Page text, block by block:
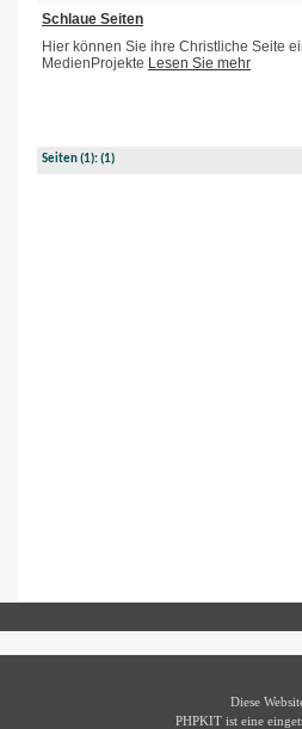
Schlaue Seiten
Hier können Sie ihre Christliche Seite
MedienProjekte Lesen Sie mehr
Seiten(1):(1)
Diese
PHPKIT ist eine